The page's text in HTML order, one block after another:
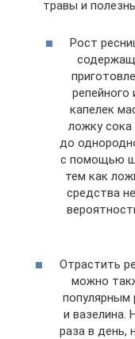
травы и
Рост
репейного
капелек
ложку
до
с помощью
тем как
средства
Отрастить
можно
популярным
и вазелина.
раза в день,